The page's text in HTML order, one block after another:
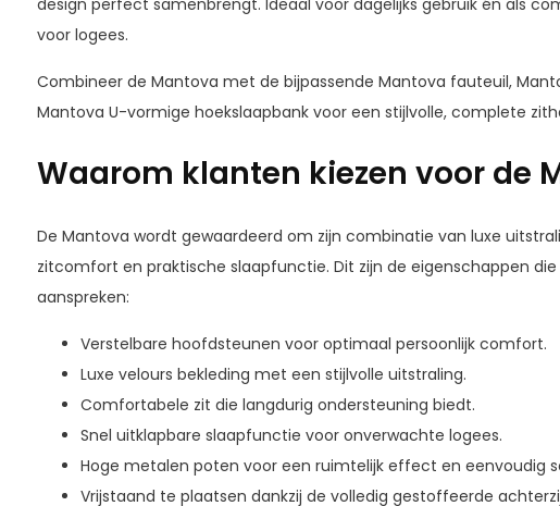
design perfect samenbrengt. Ideaal voor dagelijks gebruik én als
voor logees.
Combineer de Mantova met de bijpassende Mantova fauteuil,
Mantova U-vormige hoekslaapbankvoor een stijlvolle, complete
Waarom klanten kiezen voor de
De Mantova wordt gewaardeerd om zijn combinatie van luxe
zitcomfort en praktische slaapfunctie. Dit zijn de eigenschappen
aanspreken:
Verstelbare hoofdsteunen voor optimaal persoonlijk comfort.
Luxe velours bekleding met een stijlvolle uitstraling.
Comfortabele zit die langdurig ondersteuning biedt.
Snel uitklapbare slaapfunctie voor onverwachte logees.
Hoge metalen poten voor een ruimtelijk effect en eenvoudig
Vrijstaand te plaatsen dankzij de volledig gestoffeerde